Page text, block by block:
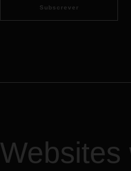
Subscrever
Websites